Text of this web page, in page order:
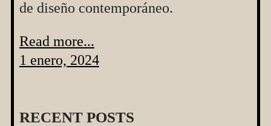
de diseño contemporáneo.
Read more...
1 enero, 2024
RECENT POSTS